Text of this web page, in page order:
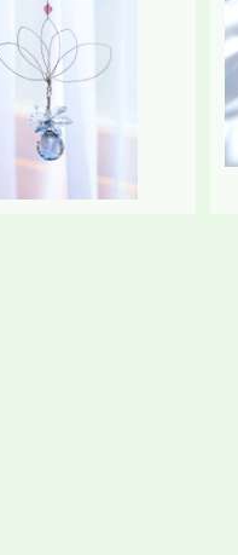
チャー《Lotus（蓮）》
¥8,450
SOLD OUT